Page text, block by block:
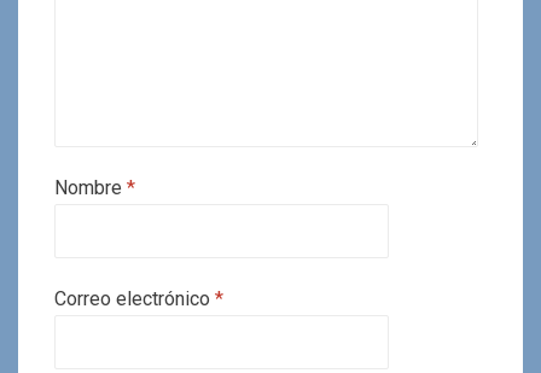
Nombre *
Correo electrónico *